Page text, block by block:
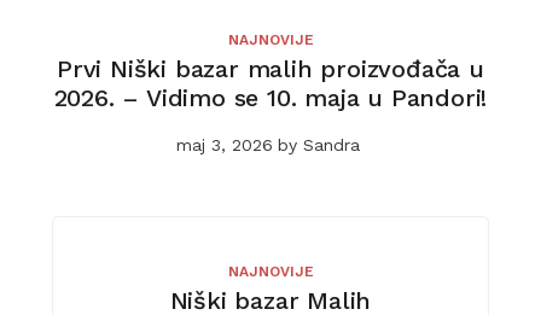
NAJNOVIJE
Prvi Niški bazar malih proizvođača u
2026. – Vidimo se 10. maja u Pandori!
maj 3, 2026 by Sandra
NAJNOVIJE
Niški bazar Malih